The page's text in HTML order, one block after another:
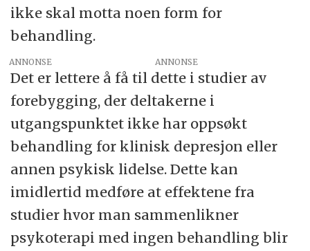
ikke skal motta noen form for
behandling.
ANNONSE
Det er lettere å få til dette i studier av
forebygging, der deltakerne i
utgangspunktet ikke har oppsøkt
behandling for klinisk depresjon eller
annen psykisk lidelse. Dette kan
imidlertid medføre at effektene fra
studier hvor man sammenlikner
psykoterapi med ingen behandling blir